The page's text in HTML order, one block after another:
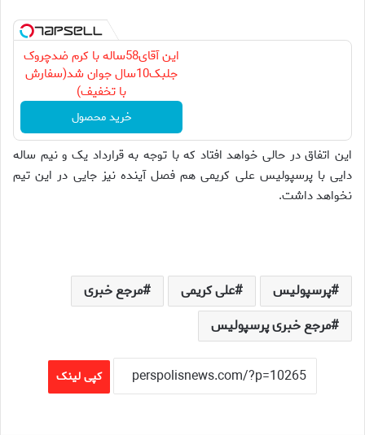
این آقای58ساله با کرم ضدچروک
جلبک10سال جوان شد(سفارش
با تخفیف)
خرید محصول
این اتفاق در حالی خواهد افتاد که با توجه به قرارداد یک و نیم ساله
دایی با پرسپولیس علی کریمی هم فصل آینده نیز جایی در این تیم
نخواهد داشت.
پرسپولیس علی کریمی
مرجع خبری
مرجع خبری پرسپولیس
کپی لینک